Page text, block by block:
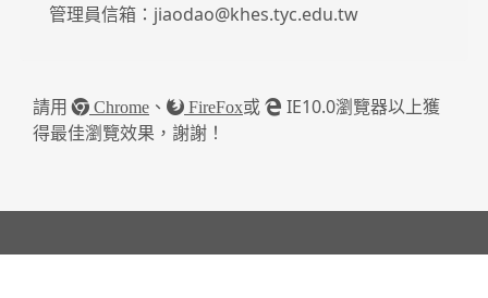
管理員信箱：jiaodao@khes.tyc.edu.tw
請用 Chrome 、 FireFox或
IE10.0瀏覽器以上獲
得最佳瀏覽效果，謝謝！